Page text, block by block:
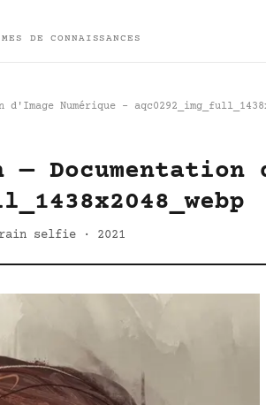
DE CONNAISSANCES
d'Image Numérique -
— Documentation
selfie · 2021